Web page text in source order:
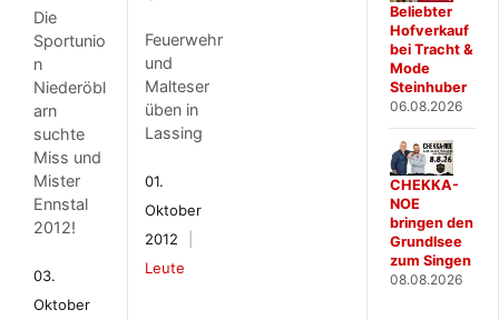
Die
Sportunio
n
Niederöbl
arn
suchte
Miss und
Mister
Ennstal
2012!
03.
Oktober
Feuerwehr
und
Malteser
üben in
Lassing
01.
Oktober
2012
Leute
Beliebter
Hofverkauf
bei Tracht &
Mode
Steinhuber
06.08.2026
CHEKKA-
NOE
bringen den
Grundlsee
zum Singen
08.08.2026